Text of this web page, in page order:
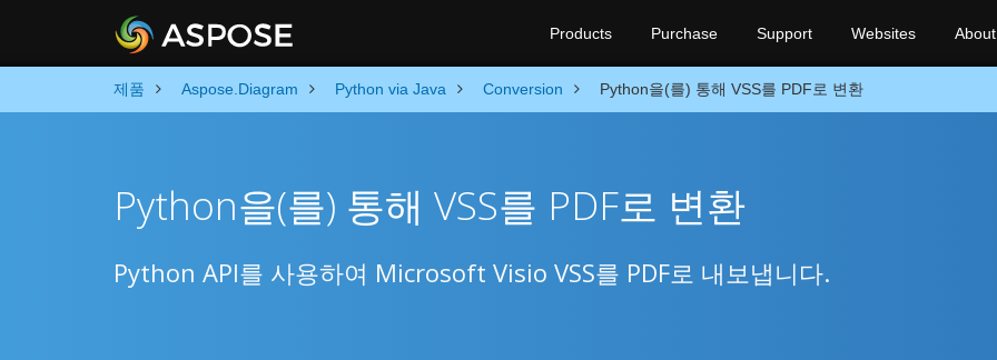
Products Purchase Support Websites About
제품 Aspose.Diagram Python via Java Conversion Python을(를) 통해 VSS를 PDF로 변환
Python을(를) 통해 VSS를 PDF로 변환
Python API를 사용하여 Microsoft Visio VSS를 PDF로 내보냅니다.